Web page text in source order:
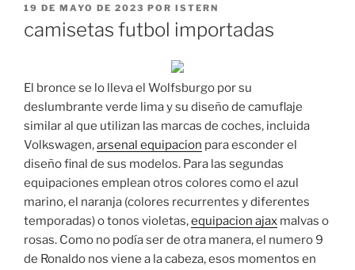
PUBLICADO
19 DE MAYO DE 2023 POR ISTERN
camisetas futbol importadas
El bronce se lo lleva el Wolfsburgo por su
deslumbrante verde lima y su diseño de camuflaje
similar al que utilizan las marcas de coches, incluida
Volkswagen,arsenal equipacion para esconder el
diseño final de sus modelos. Para las segundas
equipaciones emplean otros colores como el azul
marino, el naranja (colores recurrentes y diferentes
temporadas) o tonos violetas,equipacion ajax malvas o
rosas. Como no podía ser de otra manera, el numero 9
de Ronaldo nos viene a la cabeza, esos momentos en